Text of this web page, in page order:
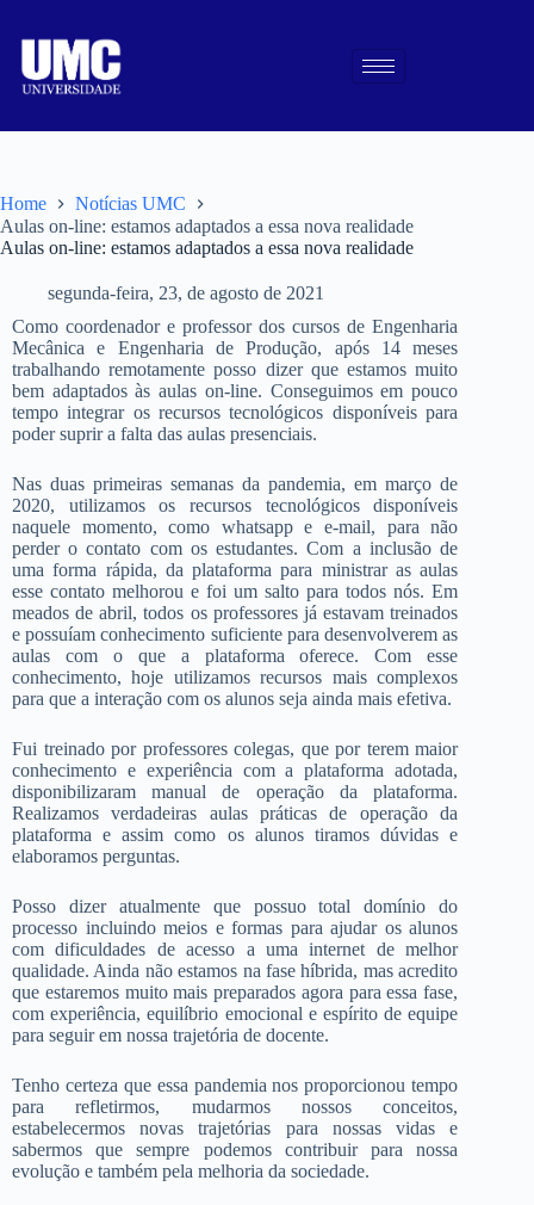
Home
Notícias UMC
Aulas on-line: estamos adaptados a essa nova realidade
Aulas on-line: estamos adaptados a essa nova realidade
segunda-feira, 23, de agosto de 2021
Como coordenador e professor dos cursos de Engenharia
Mecânica e Engenharia de Produção, após 14 meses
trabalhando remotamente posso dizer que estamos muito
bem adaptados às aulas on-line. Conseguimos em pouco
tempo integrar os recursos tecnológicos disponíveis para
poder suprir a falta das aulas presenciais.
Nas duas primeiras semanas da pandemia, em março de
2020, utilizamos os recursos tecnológicos disponíveis
naquele momento, como whatsapp e e-mail, para não
perder o contato com os estudantes. Com a inclusão de
uma forma rápida, da plataforma para ministrar as aulas
esse contato melhorou e foi um salto para todos nós. Em
meados de abril, todos os professores já estavam treinados
e possuíam conhecimento suficiente para desenvolverem as
aulas com o que a plataforma oferece. Com esse
conhecimento, hoje utilizamos recursos mais complexos
para que a interação com os alunos seja ainda mais efetiva.
Fui treinado por professores colegas, que por terem maior
conhecimento e experiência com a plataforma adotada,
disponibilizaram manual de operação da plataforma.
Realizamos verdadeiras aulas práticas de operação da
plataforma e assim como os alunos tiramos dúvidas e
elaboramos perguntas.
Posso dizer atualmente que possuo total domínio do
processo incluindo meios e formas para ajudar os alunos
com dificuldades de acesso a uma internet de melhor
qualidade. Ainda não estamos na fase híbrida, mas acredito
que estaremos muito mais preparados agora para essa fase,
com experiência, equilíbrio emocional e espírito de equipe
para seguir em nossa trajetória de docente.
Tenho certeza que essa pandemia nos proporcionou tempo
para refletirmos, mudarmos nossos conceitos,
estabelecermos novas trajetórias para nossas vidas e
sabermos que sempre podemos contribuir para nossa
evolução e também pela melhoria da sociedade.